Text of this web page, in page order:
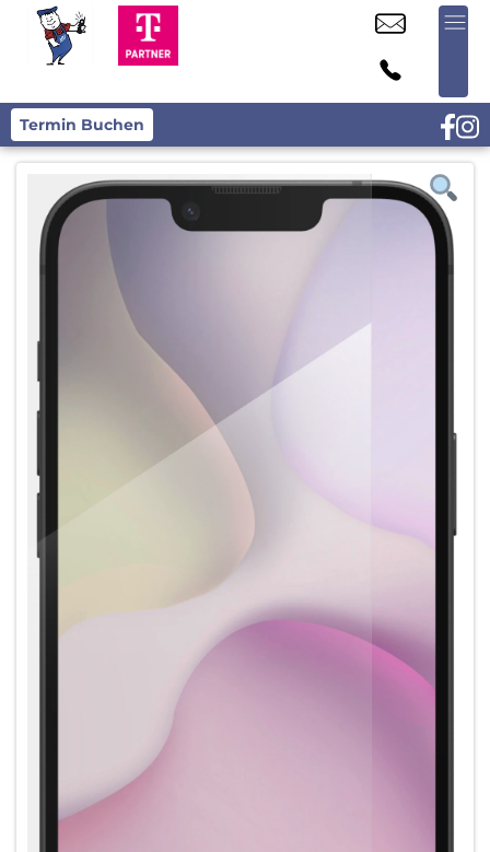
Termin Buchen